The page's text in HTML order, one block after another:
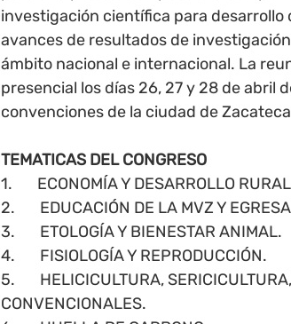
investigación científica para
avances de resultados de
ámbito nacional e internacional. La
presencial los días 26, 27 y 28 de abril
convenciones de la ciudad de
TEMATICAS DEL CONGRESO
1.       ECONOMÍA Y DESARROLLO
2.       EDUCACIÓN DE LA MVZ Y
3.       ETOLOGÍA Y BIENESTAR ANIMAL.
4.       FISIOLOGÍA Y REPRODUCCIÓN.
5.       HELICICULTURA,
CONVENCIONALES.